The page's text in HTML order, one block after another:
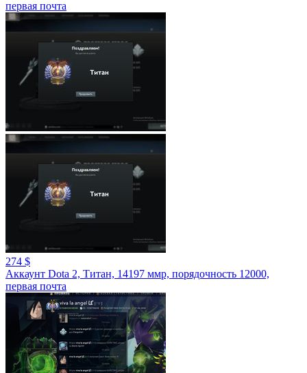
первая почта
274 $
Аккаунт Dota 2, Титан, 14197 ммр, порядочность 12000,
первая почта